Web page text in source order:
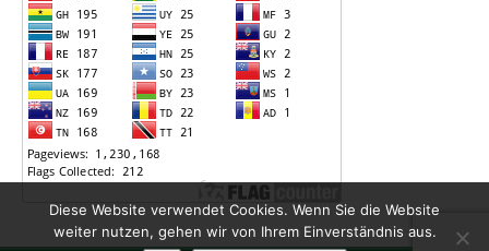
Diese Website verwendet Cookies. Wenn Sie die Website
weiter nutzen, gehen wir von Ihrem Einverständnis aus.